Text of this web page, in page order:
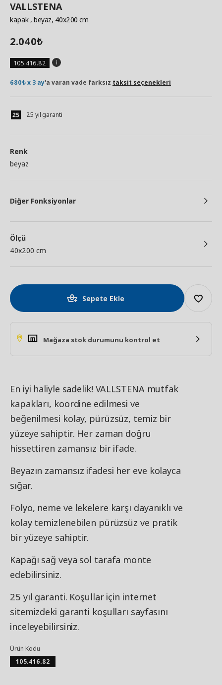
VALLSTENA
kapak , beyaz, 40x200 cm
2.040₺
105.416.82
680₺ x 3 ay'a varan vade farksız taksit seçenekleri
25 yıl garanti
Renk
beyaz
Diğer Fonksiyonlar
Ölçü
40x200 cm
Sepete Ekle
Mağaza stok durumunu kontrol et
En iyi haliyle sadelik! VALLSTENA mutfak
kapakları, koordine edilmesi ve
beğenilmesi kolay, pürüzsüz, temiz bir
yüzeye sahiptir. Her zaman doğru
hissettiren zamansız bir ifade.
Beyazın zamansız ifadesi her eve kolayca
sığar.
Folyo, neme ve lekelere karşı dayanıklı ve
kolay temizlenebilen pürüzsüz ve pratik
bir yüzeye sahiptir.
Kapağı sağ veya sol tarafa monte
edebilirsiniz.
25 yıl garanti. Koşullar için internet
sitemizdeki garanti koşulları sayfasını
inceleyebilirsiniz.
Ürün Kodu
105.416.82